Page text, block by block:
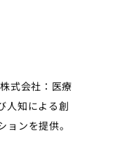
式会社：医療
人知による創
ンを提供。